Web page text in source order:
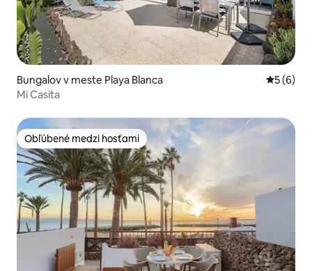
Bungalov v meste Playa Blanca
5 (6)
Mi Casita
Obľúbené medzi hosťami
Obľúbené medzi hosťami